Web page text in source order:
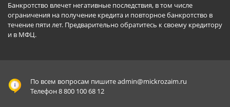
Банкротство влечет негативные последствия, в том числе
ограничения на получение кредита и повторное банкротство в
течение пяти лет. Предварительно обратитесь к своему кредитору
и в МФЦ.
По всем вопросам пишитеadmin@mickrozaim.ru
Телефон 8 800 100 68 12